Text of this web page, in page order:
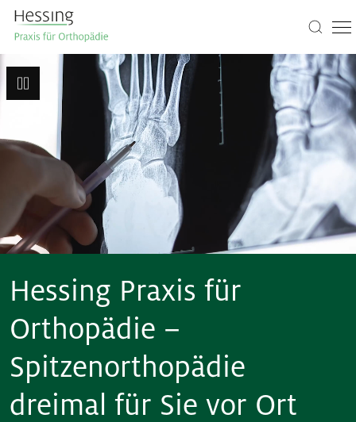
Hessing Praxis für
Orthopädie –
Spitzenorthopädie
dreimal für Sie vor Ort